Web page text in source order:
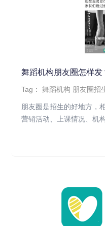
舞蹈机构朋友圈怎样发
Tag：舞蹈机构 朋友圈招
朋友圈是招生的好地方，
营销活动、上课情况、机